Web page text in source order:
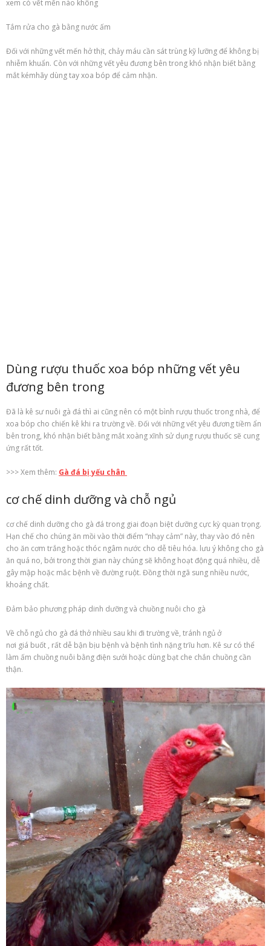
xem có vết mến nào không
Tắm rửa cho gà bằng nước ấm
Đối với những vết mến hở thịt, chảy máu cần sát trùng kỹ lưỡngđể không bị
nhiễm khuẩn. Còn với những vếtyêu đương bên trong khó nhận biết bằng
mắt kémhãy dùng tay xoa bóp để cảm nhận.
Dùng rượu thuốc xoa bóp những vết yêu
đương bên trong
Đã là kê sư nuôi gà đá thì ai cũng nên có một bình rượu thuốc trong nhà, để
xoa bóp cho chiến kê khi ra trường về. Đối với những vếtyêu đươngtiềm ẩn
bên trong, khó nhận biết bằng mắtxoàng xĩnh sử dụng rượu thuốc sẽ cung
ứng rất tốt.
>>> Xem thêm: Gà đá bị yếu chân
cơ chế dinh dưỡng và chỗ ngủ
cơ chế dinh dưỡng cho gà đá trong giai đoạn biệt dưỡng cực kỳ quan trọng.
Hạn chế cho chúng ăn mồi vào thời điểm “nhạy cảm” này, thay vào đó nên
cho ăn cơm trắng hoặc thóc ngâm nước cho dễ tiêu hóa. lưu ý không cho gà
ăn quá no, bởi trong thời gian này chúng sẽ không hoạt động quá nhiều, dễ
gây mập hoặc mắc bệnh về đường ruột. Đồng thời ngã sung nhiều nước,
khoáng chất.
Đảm bảo phương pháp dinh dưỡng và chuồng nuôi cho gà
Về chỗ ngủ cho gà đá thở nhiều sau khi đi trường về, tránh ngủ ở
nơi giá buốt , rất dễ bận bịu bệnh và bệnh tình nặng trĩu hơn. Kê sư có thể
làm ấm chuồng nuôi bằng điện sưởi hoặc dùng bạt che chắn chuồng cần
thận.